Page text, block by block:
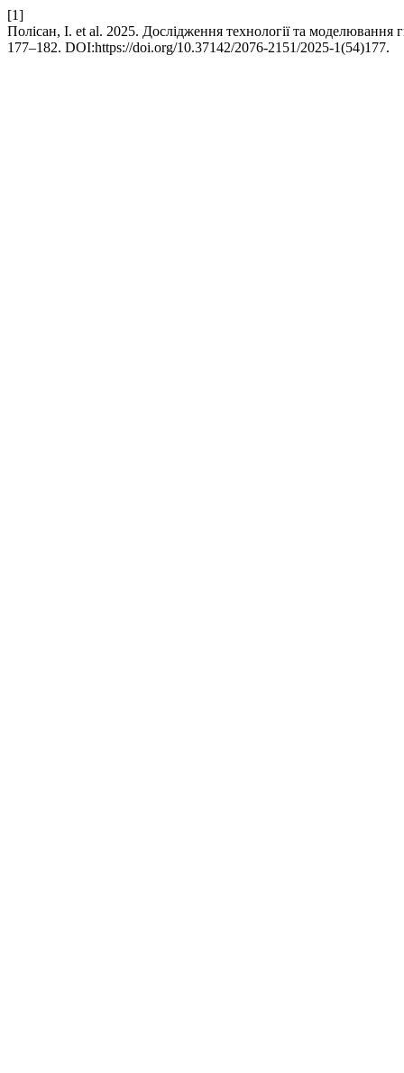
[1]
Полісан, І. et al. 2025. Дослідження технології та моделювання
177–182. DOI:https://doi.org/10.37142/2076-2151/2025-1(54)177.